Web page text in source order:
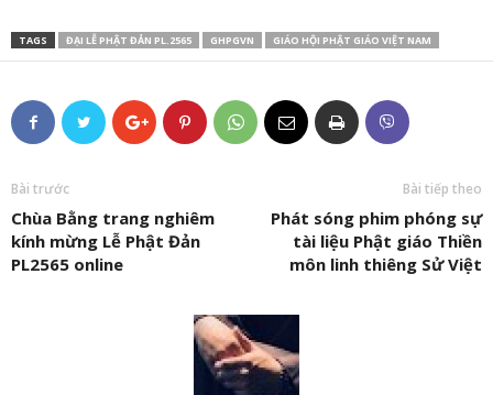
TAGS ĐẠI LỄ PHẬT ĐẢN PL.2565 GHPGVN GIÁO HỘI PHẬT GIÁO VIỆT NAM
Bài trước
Chùa Bằng trang nghiêm
kính mừng Lễ Phật Đản
PL2565 online
Bài tiếp theo
Phát sóng phim phóng sự
tài liệu Phật giáo Thiền
môn linh thiêng Sử Việt